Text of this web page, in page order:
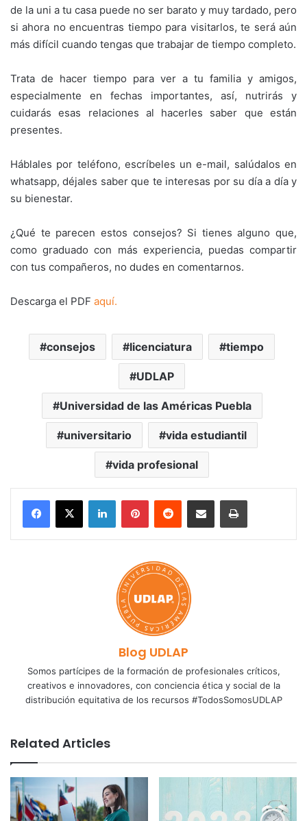
de la uni a tu casa puede no ser barato y muy tardado, pero
si ahora no encuentras tiempo para visitarlos, te será aún
más difícil cuando tengas que trabajar de tiempo completo.
Trata de hacer tiempo para ver a tu familia y amigos,
especialmente en fechas importantes, así, nutrirás y
cuidarás esas relaciones al hacerles saber que están
presentes.
Háblales por teléfono, escríbeles un e-mail, salúdalos en
whatsapp, déjales saber que te interesas por su día a día y
su bienestar.
¿Qué te parecen estos consejos? Si tienes alguno que,
como graduado con más experiencia, puedas compartir
con tus compañeros, no dudes en comentarnos.
Descarga el PDF aquí.
consejos licenciatura tiempo
UDLAP
Universidad de las Américas Puebla
universitario vida estudiantil
vida profesional
LinkedInPinterestReddit Share via Email Print
Blog UDLAP
Somos partícipes de la formación de profesionales críticos,
creativos e innovadores, con conciencia ética y social de la
distribución equitativa de los recursos #TodosSomosUDLAP
Related Articles